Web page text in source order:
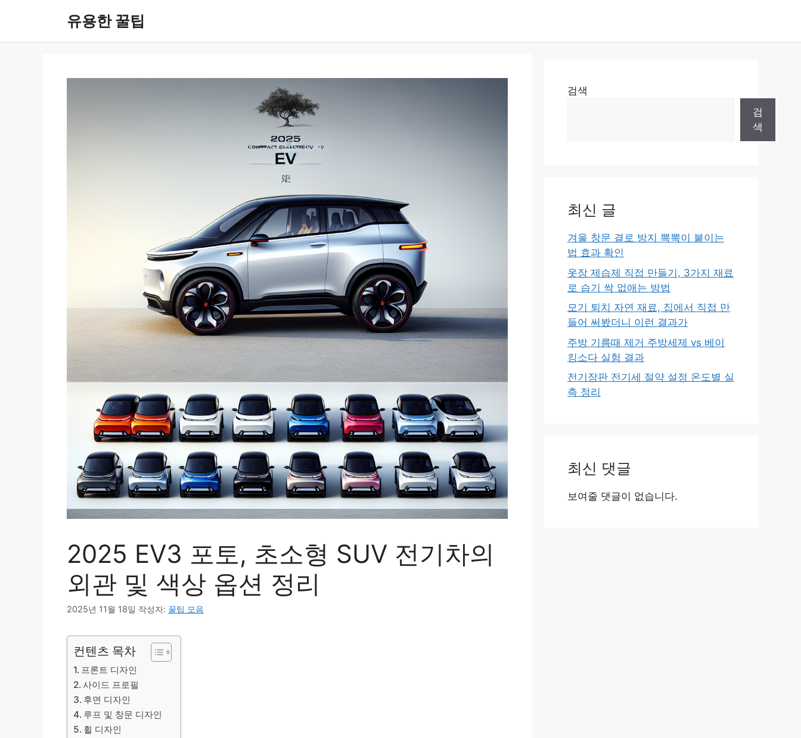
유용한 꿀팁
2025 EV3 포토, 초소형 SUV 전기차의
외관 및 색상 옵션 정리
2025년 11월 18일 작성자: 꿀팁 모음
컨텐츠 목차
프론트 디자인
사이드 프로필
후면 디자인
루프 및 창문 디자인
휠 디자인
검색
검
색
최신 글
겨울 창문 결로 방지 뽁뽁이 붙이는
법 효과 확인
옷장 제습제 직접 만들기, 3가지 재료
로 습기 싹 없애는 방법
모기 퇴치 자연 재료, 집에서 직접 만
들어 써봤더니 이런 결과가
주방 기름때 제거 주방세제 vs 베이
킹소다 실험 결과
전기장판 전기세 절약 설정 온도별 실
측 정리
최신 댓글
보여줄 댓글이 없습니다.